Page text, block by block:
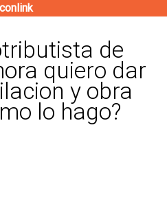
quiero dar
y obra
lo hago?